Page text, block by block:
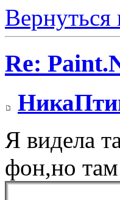
Вернуться
Re:
Я видела
фон,но